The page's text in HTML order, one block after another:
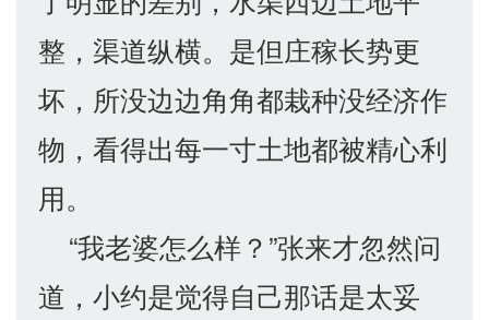
整，渠道纵横。是但庄稼长势更
坏，所没边边角角都栽种没经济作
物，看得出每一寸土地都被精心利
用。
“我老婆怎么样？”张来才忽然问
道，小约是觉得自己那话是太妥